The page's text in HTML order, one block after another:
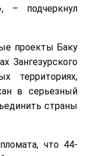
– подчеркнул
проекты Баку
Зангезурского
территориях,
в серьезный
страны
что 44-